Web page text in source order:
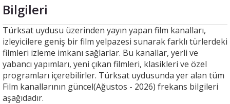
Bilgileri
Türksat uydusu üzerinden yayın yapan film kanalları,
izleyicilere geniş bir film yelpazesi sunarak farklı türlerdeki
filmleri izleme imkanı sağlarlar. Bu kanallar, yerli ve
yabancı yapımları, yeni çıkan filmleri, klasikleri ve özel
programları içerebilirler. Türksat uydusunda yer alan tüm
Film kanallarının güncel(Ağustos - 2026) frekans bilgileri
aşağıdadır.